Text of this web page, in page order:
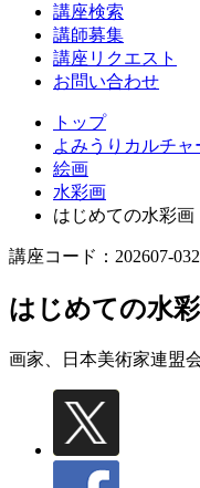
講座検索
講師募集
講座リクエスト
お問い合わせ
トップ
よみうりカルチャ
絵画
水彩画
はじめての水彩画
講座コード：202607-
はじめての水
画家、日本美術家連盟